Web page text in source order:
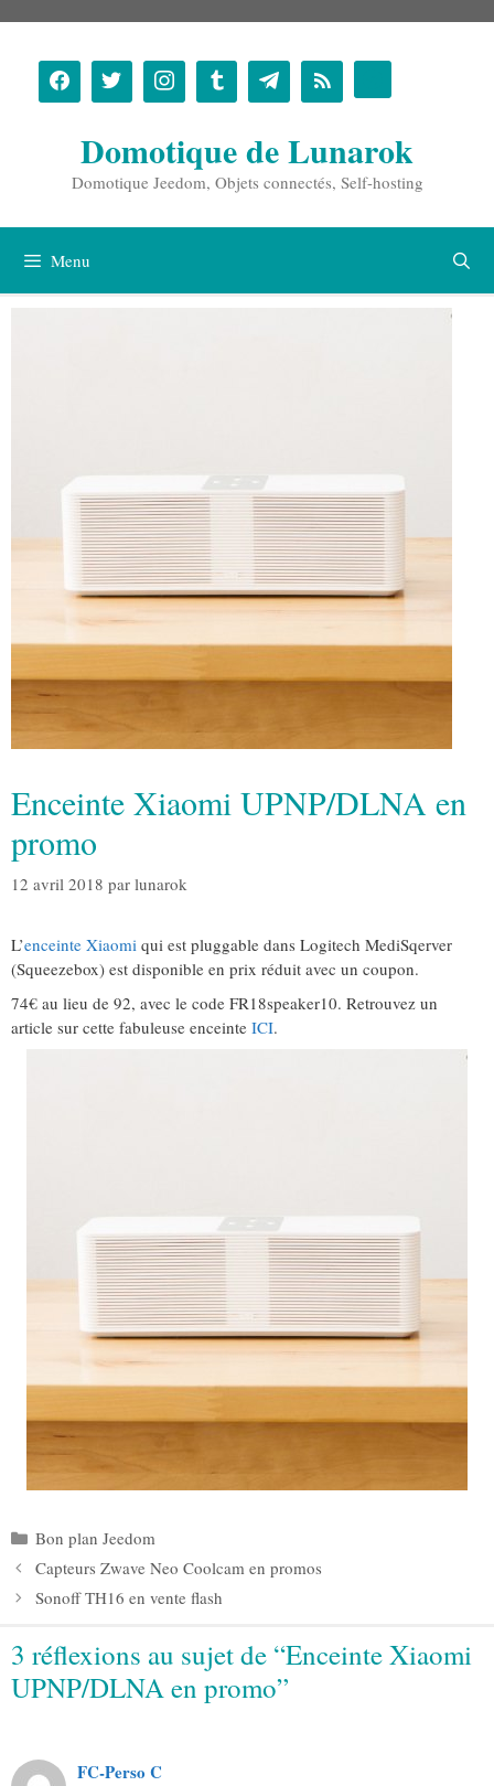
contenu
Domotique de Lunarok
Domotique Jeedom, Objets connectés, Self-hosting
Menu
Enceinte Xiaomi UPNP/DLNA en
promo
12 avril 2018 par lunarok
L’enceinte Xiaomi qui est pluggable dans Logitech MediSqerver
(Squeezebox) est disponible en prix réduit avec un coupon.
74€ au lieu de 92, avec le code FR18speaker10. Retrouvez un
article sur cette fabuleuse enceinte ICI.
Catégories
Bon plan Jeedom
Capteurs Zwave Neo Coolcam en promos
Sonoff TH16 en vente flash
3 réflexions au sujet de “Enceinte Xiaomi
UPNP/DLNA en promo”
FC-Perso C